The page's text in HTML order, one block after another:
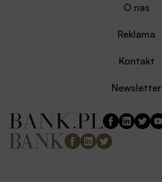
O nas
Reklama
Kontakt
Newsletter